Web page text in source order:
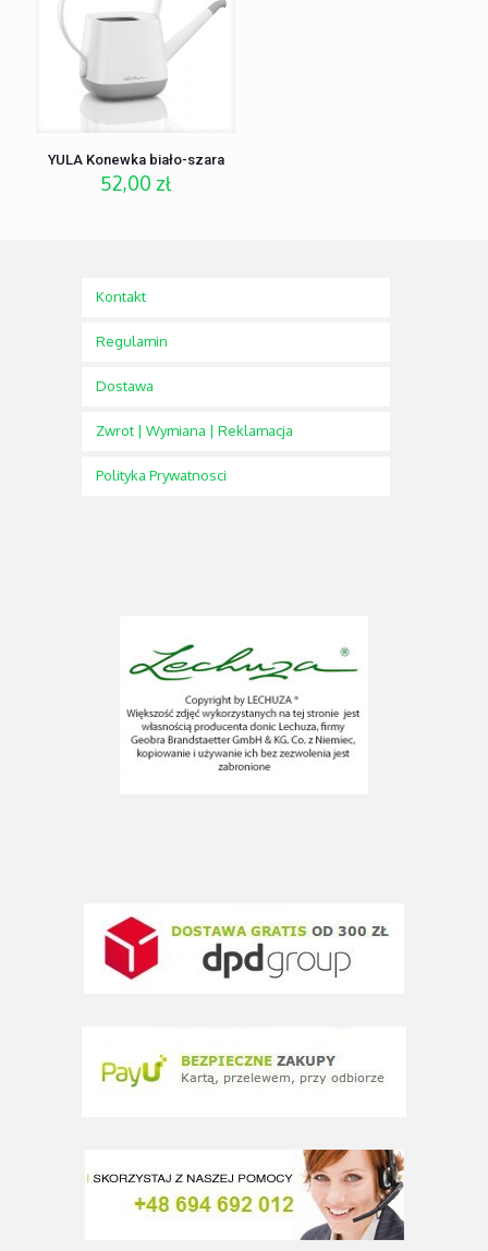
YULA Konewka biało-szara
52,00 zł
Kontakt
Regulamin
Dostawa
Zwrot | Wymiana | Reklamacja
Polityka Prywatnosci